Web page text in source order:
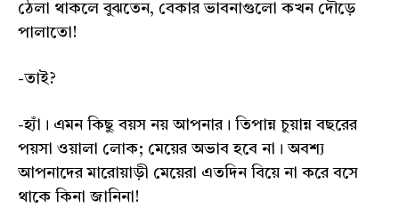
ঠেলা থাকলে বুঝতেন, বেকার ভাবনাগুলো কখন দৌড়ে
পালাতো!
-তাই?
-হ্যাঁ। এমন কিছু বয়স নয় আপনার। তিপান্ন চুয়ান্ন বছরের
পয়সা ওয়ালা লোক; মেয়ের অভাব হবে না। অবশ্য
আপনাদের মারোয়াড়ী মেয়েরা এতদিন বিয়ে না করে বসে
থাকে কিনা জানিনা!